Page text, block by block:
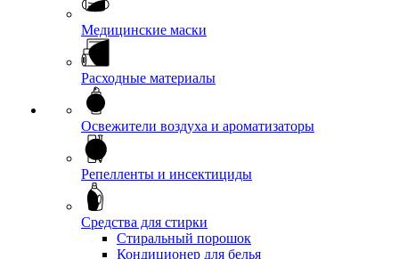
Медицинские маски
Расходные материалы
Освежители воздуха и ароматизаторы
Репелленты и инсектициды
Средства для стирки
Стиральный порошок
Кондиционер для белья